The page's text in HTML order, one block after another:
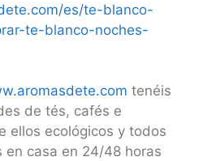
es/te-blanco-
te-blanco-noches-
tenéis
de tés, cafés e
ellos ecológicos y todos
en casa en 24/48 horas